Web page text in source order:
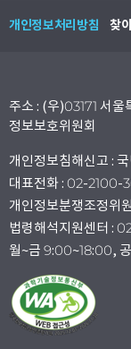
개인정보처리방침 찾
주소 : (우)03171 서
정보보호위원회
개인정보침해신고 : 국
대표전화 : 02-2100-
개인정보분쟁조정위
법령해석지원센터 :
월~금 9:00~18:00,